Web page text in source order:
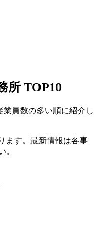
所 TOP10
員数の多い順に紹介し
ます。最新情報は各事
。